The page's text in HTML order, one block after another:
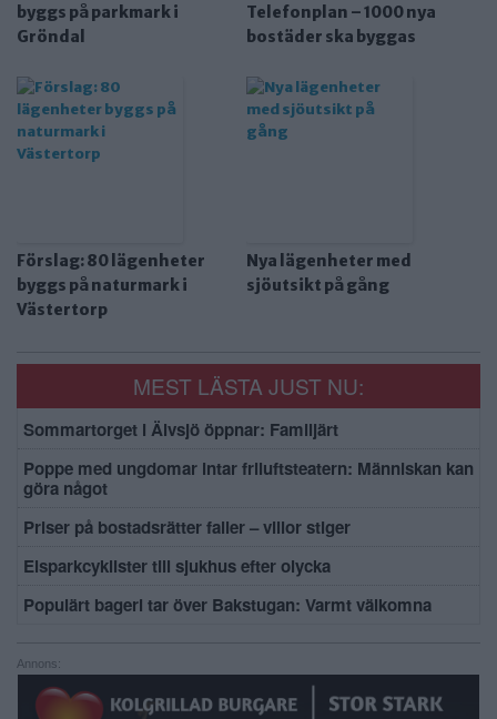
byggs på parkmark i
Gröndal
Telefonplan – 1000 nya
bostäder ska byggas
Förslag: 80 lägenheter
byggs på naturmark i
Västertorp
Nya lägenheter med
sjöutsikt på gång
MEST LÄSTA JUST NU:
Sommartorget i Älvsjö öppnar: Familjärt
Poppe med ungdomar intar friluftsteatern: Människan kan
göra något
Priser på bostadsrätter faller – villor stiger
Elsparkcyklister till sjukhus efter olycka
Populärt bageri tar över Bakstugan: Varmt välkomna
Annons: